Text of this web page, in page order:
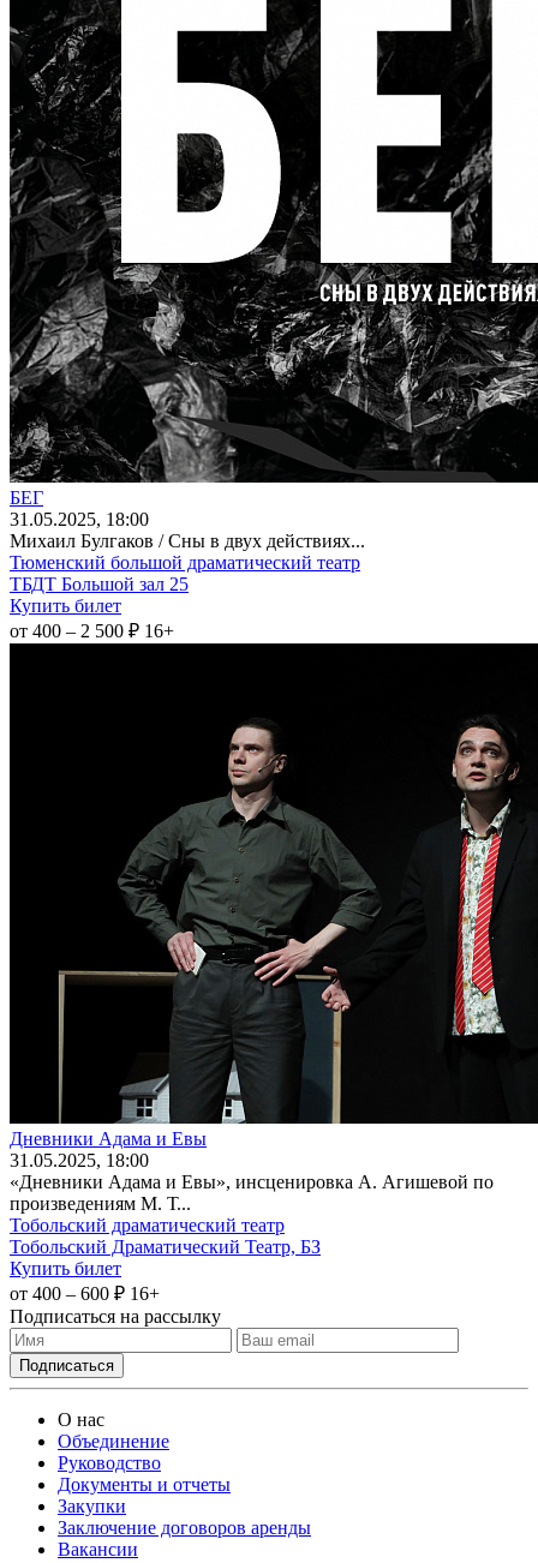
БЕГ
31 .05.2025, 18:00
Михаил Булгаков / Сны в двух действиях...
Тюменский большой драматический театр
ТБДТ Большой зал 25
Купить билет
от 400 – 2 500 ₽ 16+
Дневники Адама и Евы
31 .05.2025, 18:00
«Дневники Адама и Евы», инсценировка А. Агишевой по
произведениям М. Т...
Тобольский драматический театр
Тобольский Драматический Театр, БЗ
Купить билет
от 400 – 600 ₽ 16+
Подписаться на рассылку
О нас
Объединение
Руководство
Документы и отчеты
Закупки
Заключение договоров аренды
Вакансии